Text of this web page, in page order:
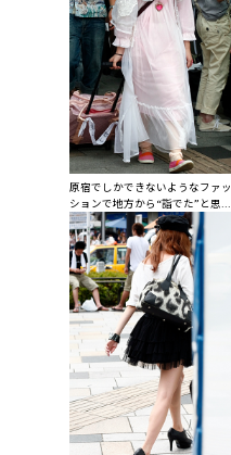
原宿でしかできないようなファッ
ションで地方から“詣でた”と思...